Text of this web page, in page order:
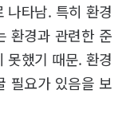
나타남. 특히 환경
환경과 관련한 준
못했기 때문. 환경
필요가 있음을 보